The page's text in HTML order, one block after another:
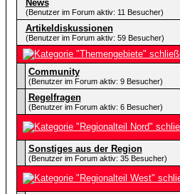
News
(Benutzer im Forum aktiv: 11 Besucher)
Artikeldiskussionen
(Benutzer im Forum aktiv: 59 Besucher)
Community
(Benutzer im Forum aktiv: 9 Besucher)
Regelfragen
(Benutzer im Forum aktiv: 6 Besucher)
Sonstiges aus der Region
(Benutzer im Forum aktiv: 35 Besucher)